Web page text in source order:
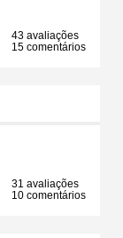
43 avaliações
15 comentários
31 avaliações
10 comentários